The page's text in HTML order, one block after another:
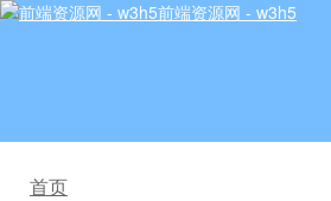
前端资源网 - w3h5
首页